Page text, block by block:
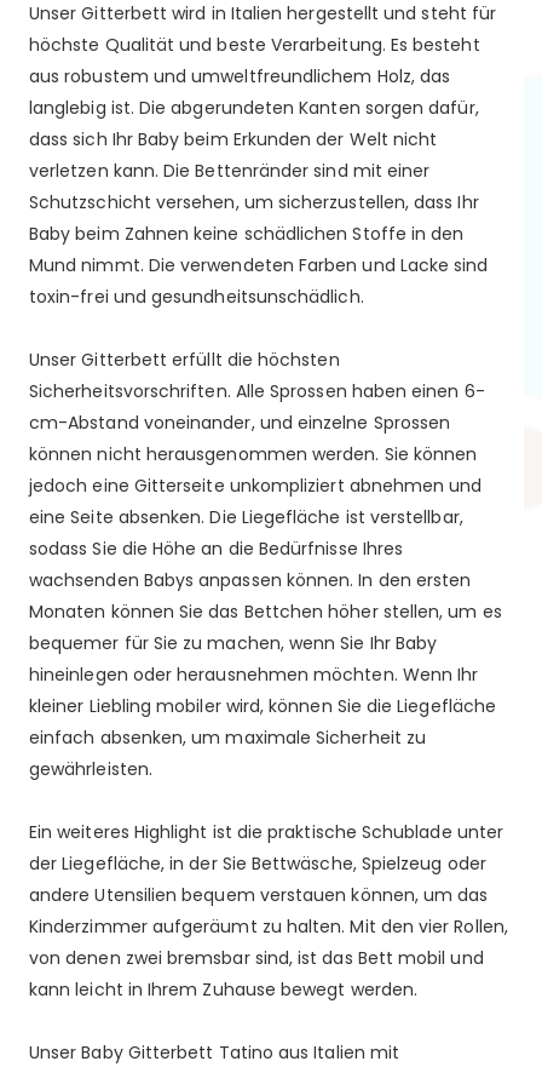
Unser Gitterbett wird in Italien hergestellt und steht für
höchste Qualität und beste Verarbeitung. Es besteht
aus robustem und umweltfreundlichem Holz, das
langlebig ist. Die abgerundeten Kanten sorgen dafür,
dass sich Ihr Baby beim Erkunden der Welt nicht
verletzen kann. Die Bettenränder sind mit einer
Schutzschicht versehen, um sicherzustellen, dass Ihr
Baby beim Zahnen keine schädlichen Stoffe in den
Mund nimmt. Die verwendeten Farben und Lacke sind
toxin-frei und gesundheitsunschädlich.
Unser Gitterbett erfüllt die höchsten
Sicherheitsvorschriften. Alle Sprossen haben einen 6-
cm-Abstand voneinander, und einzelne Sprossen
können nicht herausgenommen werden. Sie können
jedoch eine Gitterseite unkompliziert abnehmen und
eine Seite absenken. Die Liegefläche ist verstellbar,
sodass Sie die Höhe an die Bedürfnisse Ihres
wachsenden Babys anpassen können. In den ersten
Monaten können Sie das Bettchen höher stellen, um es
bequemer für Sie zu machen, wenn Sie Ihr Baby
hineinlegen oder herausnehmen möchten. Wenn Ihr
kleiner Liebling mobiler wird, können Sie die Liegefläche
einfach absenken, um maximale Sicherheit zu
gewährleisten.
Ein weiteres Highlight ist die praktische Schublade unter
der Liegefläche, in der Sie Bettwäsche, Spielzeug oder
andere Utensilien bequem verstauen können, um das
Kinderzimmer aufgeräumt zu halten. Mit den vier Rollen,
von denen zwei bremsbar sind, ist das Bett mobil und
kann leicht in Ihrem Zuhause bewegt werden.
Unser Baby Gitterbett Tatino aus Italien mit